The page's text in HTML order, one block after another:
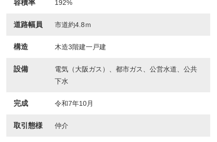
容積率 192%
道路幅員 市道約4.8ｍ
構造 木造3階建一戸建
設備
電気（大阪ガス）、都市ガス、公営水道、公共
下水
完成 令和7年10月
取引態様 仲介